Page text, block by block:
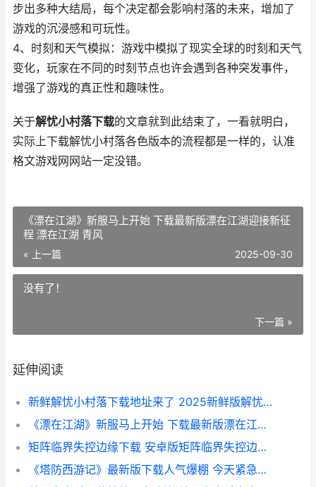
步出多种大结局，每个决定都会影响村落的未来，增加了
游戏的沉浸感和可玩性。
4、时刻和天气模拟：游戏中模拟了现实全球的时刻和天气
变化，玩家在不同的时刻节点也许会遇到各种突发事件，
增强了游戏的真正性和趣味性。
关于解忧小村落下载的文章就到此结束了，一看就明白，
实际上下载解忧小村落各色版本的流程都是一样的，认准
格文游戏网网站一定没错。
《漂在江湖》新服马上开始 下载最新版漂在江湖迎接新征
程 漂在江湖 青风
« 上一篇 2025-09-30
没有了！
下一篇 »
延伸阅读
新鲜解忧小村落下载地址来了 2025新鲜版解忧小村落游戏下载引导
《漂在江湖》新服马上开始 下载最新版漂在江湖迎接新征程 漂在江湖 青风
矩阵临界失控边缘下载 安卓版矩阵临界失控边缘下载游戏新鲜地址和策略 矩阵临界失控边缘星咏歌姬
《塔防西游记》最新版下载人气爆棚 今天紧急加推新服 塔防西游记官方论坛